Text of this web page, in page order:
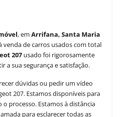
, em Arrifana, Santa Maria
venda de carros usados com total
207 usado foi rigorosamente
a sua segurança e satisfação.
dúvidas ou pedir um vídeo
207. Estamos disponíveis para
processo. Estamos à distância
para esclarecer todas as